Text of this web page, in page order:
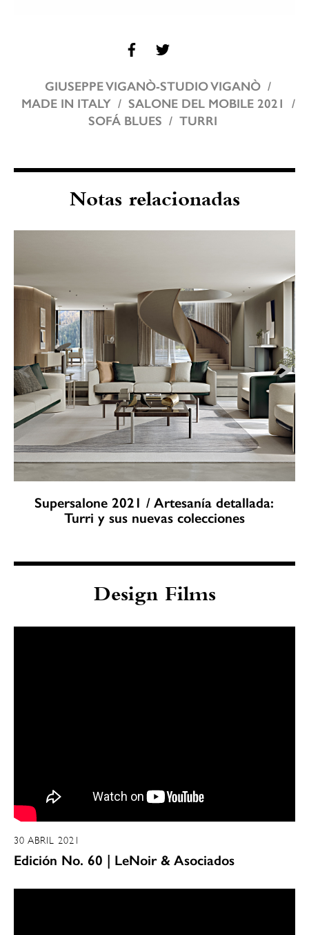
GIUSEPPE VIGANÒ-STUDIO VIGANÒ
MADE IN ITALY
SALONE DEL MOBILE 2021
SOFÁ BLUES
TURRI
Notas relacionadas
Supersalone 2021 / Artesanía detallada:
Turri y sus nuevas colecciones
Design Films
30 ABRIL 2021
Edición No. 60 | LeNoir & Asociados